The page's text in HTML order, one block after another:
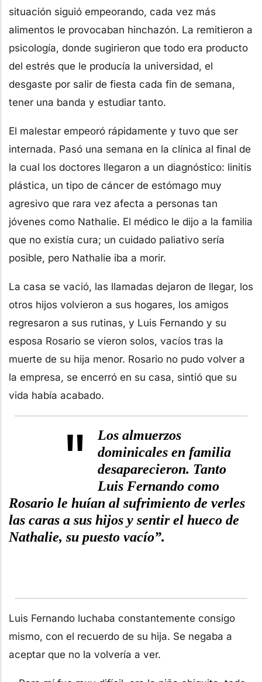
situación siguió empeorando, cada vez más
alimentos le provocaban hinchazón. La remitieron a
psicología, donde sugirieron que todo era producto
del estrés que le producía la universidad, el
desgaste por salir de fiesta cada fin de semana,
tener una banda y estudiar tanto.
El malestar empeoró rápidamente y tuvo que ser
internada. Pasó una semana en la clínica al final de
la cual los doctores llegaron a un diagnóstico: linitis
plástica, un tipo de cáncer de estómago muy
agresivo que rara vez afecta a personas tan
jóvenes como Nathalie. El médico le dijo a la familia
que no existía cura; un cuidado paliativo sería
posible, pero Nathalie iba a morir.
La casa se vació, las llamadas dejaron de llegar, los
otros hijos volvieron a sus hogares, los amigos
regresaron a sus rutinas, y Luis Fernando y su
esposa Rosario se vieron solos, vacíos tras la
muerte de su hija menor. Rosario no pudo volver a
la empresa, se encerró en su casa, sintió que su
vida había acabado.
"
Los almuerzos
dominicales en familia
desaparecieron. Tanto
Luis Fernando como
Rosario le huían al sufrimiento de verles
las caras a sus hijos y sentir el hueco de
Nathalie, su puesto vacío”.
Luis Fernando luchaba constantemente consigo
mismo, con el recuerdo de su hija. Se negaba a
aceptar que no la volvería a ver.